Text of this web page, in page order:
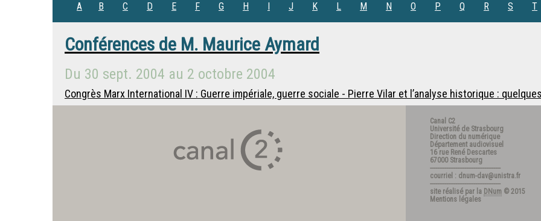
A B C D E F G H I J K L M N O P Q R S T
Conférences de M. Maurice Aymard
Du 30 sept. 2004 au 2 octobre 2004
Congrès Marx International IV : Guerre impériale, guerre sociale - Pierre Vilar et l’analyse historique :
Canal C2
Université de Strasbourg
Direction du numérique
Département audiovisuel
16 rue René Descartes
67000 Strasbourg
---------------------------------------
courriel : dnum-dav@unistra.fr
---------------------------------------
site réalisé par la DNum © 2015
Mentions légales